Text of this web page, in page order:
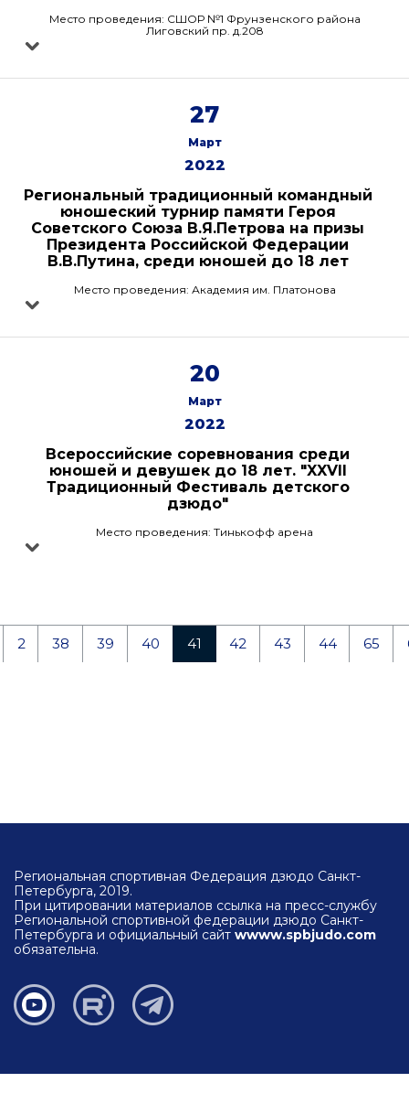
Место проведения: СШОР №1 Фрунзенского района
Лиговский пр. д.208
27
Март
2022
Региональный традиционный командный
юношеский турнир памяти Героя
Советского Союза В.Я.Петрова на призы
Президента Российской Федерации
В.В.Путина, среди юношей до 18 лет
Место проведения: Академия им. Платонова
20
Март
2022
Всероссийские соревнования среди
юношей и девушек до 18 лет. "XXVII
Традиционный Фестиваль детского
дзюдо"
Место проведения: Тинькофф арена
2 38 39 40 41 42 43 44 65
Региональная спортивная Федерация дзюдо Санкт-
Петербурга, 2019.
При цитировании материалов ссылка на пресс-службу
Региональной спортивной федерации дзюдо Санкт-
Петербурга и официальный сайт wwww.spbjudo.com
обязательна.